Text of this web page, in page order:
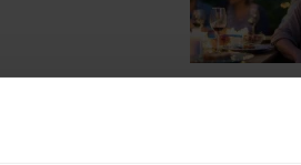
félünk
alakulhat
Felléphet